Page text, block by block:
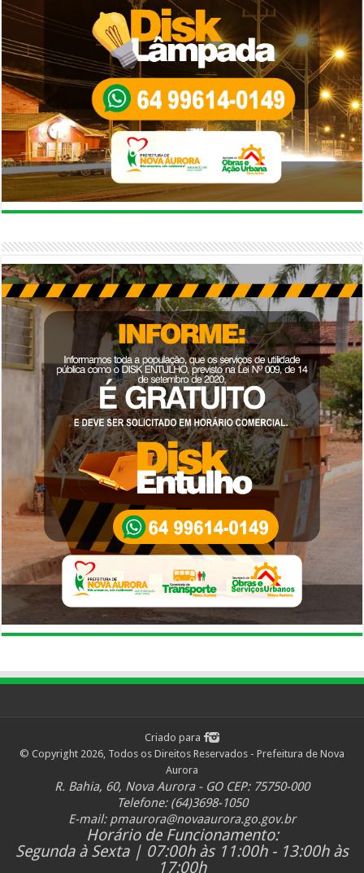
Criado para
© Copyright 2026, Todos os Direitos Reservados - Prefeitura de Nova
Aurora
R. Bahia, 60, Nova Aurora - GO CEP: 75750-000
Telefone: (64)3698-1050
E-mail: pmaurora@novaaurora.go.gov.br
Horário de Funcionamento:
Segunda à Sexta | 07:00h às 11:00h - 13:00h às
17:00h